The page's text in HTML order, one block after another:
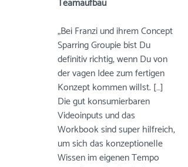
Teamaufbau
„Bei Franzi und ihrem Concept
Sparring Groupie bist Du
definitiv richtig, wenn Du von
der vagen Idee zum fertigen
Konzept kommen willst. […]
Die gut konsumierbaren
Videoinputs und das
Workbook sind super hilfreich,
um sich das konzeptionelle
Wissen im eigenen Tempo